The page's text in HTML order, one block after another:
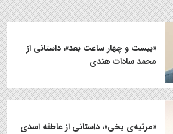
«بیست و چهار ساعت بعد»، داستانی از
محمد سادات هندی
«مرثیه‌ی یخی»، داستانی از عاطفه اسدی